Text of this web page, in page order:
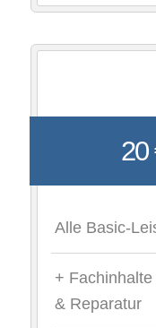
20
Alle Basic-
+
& Reparatur